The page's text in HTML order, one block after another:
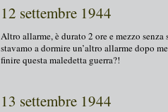
12 settembre 1944
Altro allarme, è durato 2 ore e mezzo
stavamo a dormire un’altro allarme dopo
finire questa maledetta guerra?!
13 settembre 1944